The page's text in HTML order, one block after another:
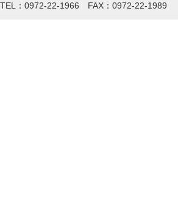
TEL：0972-22-1966 FAX：0972-22-1989